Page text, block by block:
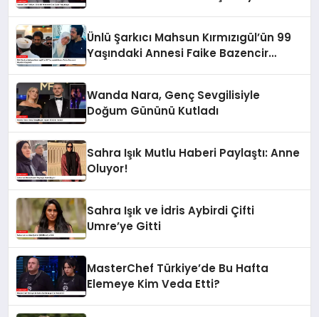
Ünlü Şarkıcı Mahsun Kırmızıgül’ün 99
Yaşındaki Annesi Faike Bazencir
Wanda Nara, Genç Sevgilisiyle
Doğum Gününü Kutladı
Sahra Işık Mutlu Haberi Paylaştı: Anne
Oluyor!
Sahra Işık ve İdris Aybirdi Çifti
Umre’ye Gitti
MasterChef Türkiye’de Bu Hafta
Elemeye Kim Veda Etti?